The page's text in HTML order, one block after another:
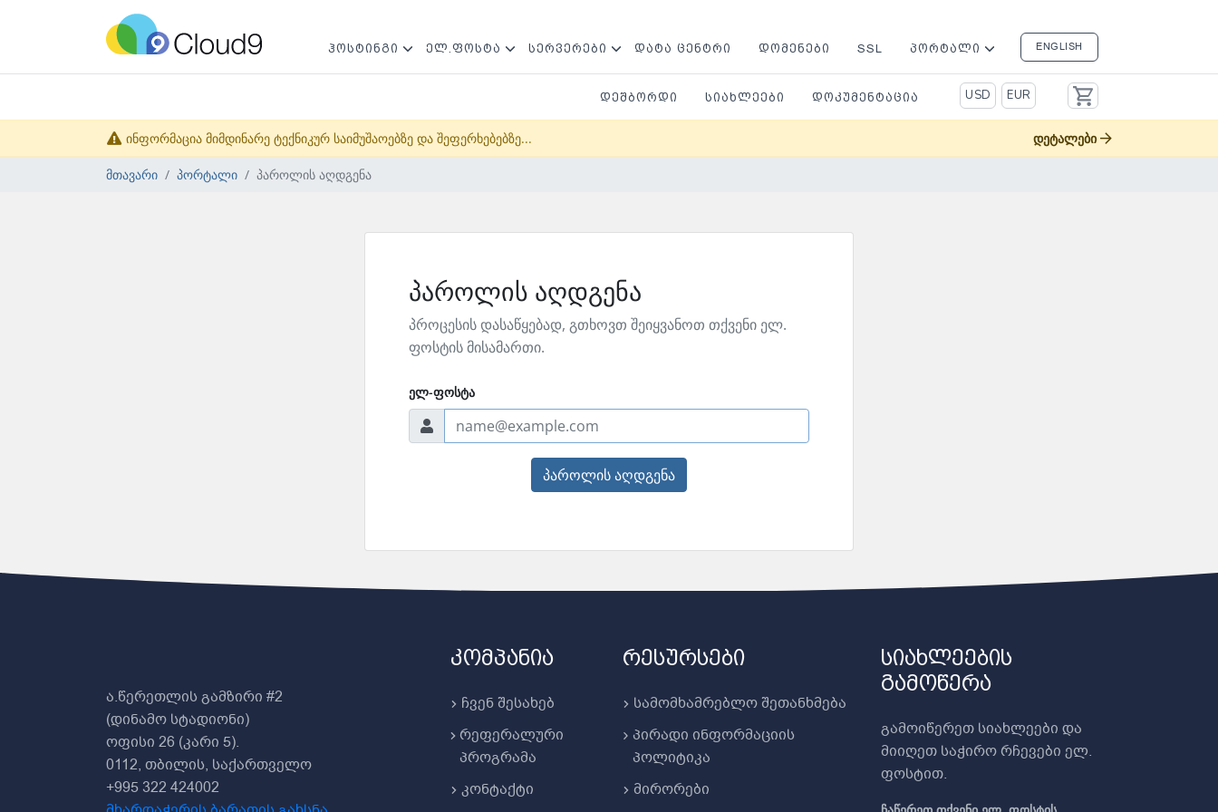
ᲰᲝᲡᲢᲘᲜᲒᲘ ᲔᲚ.ᲤᲝᲡᲢᲐ ᲡᲔᲠᲕᲔᲠᲔᲑᲘ ᲓᲐᲢᲐ ᲪᲔᲜᲢᲠᲘ ᲓᲝᲛᲔᲜᲔᲑᲘ SSL ᲞᲝᲠᲢᲐᲚᲘ ENGLISH
ᲓᲔᲨᲑᲝᲠᲓᲘ ᲡᲘᲐᲮᲚᲔᲔᲑᲘ ᲓᲝᲙᲣᲛᲔᲜᲢᲐᲪᲘᲐ USD EUR ᲙᲐᲚᲐᲗᲐ
ინფორმაცია მიმდინარე ტექნიკურ საიმუშაოებზე და შეფერხებებზე... დეტალები
მთავარი პორტალი პაროლის აღდგენა
პაროლის აღდგენა
პროცესის დასაწყებად, გთხოვთ შეიყვანოთ თქვენი ელ.
ფოსტის მისამართი.
ელ-ფოსტა
პაროლის აღდგენა
ა.წერეთლის გამზირი #2
(დინამო სტადიონი)
ოფისი 26 (კარი 5).
0112, თბილის, საქართველო
+995 322 424002
კომპანია
ჩვენ შესახებ
რეფერალური
პროგრამა
კონტაქტი
რესურსები
სამომხამრებლო შეთანხმება
პირადი ინფორმაციის
პოლიტიკა
მირორები
სიახლეების
გამოწერა
გამოიწერეთ სიახლეები და
მიიღეთ საჭირო რჩევები ელ.
ფოსტით.